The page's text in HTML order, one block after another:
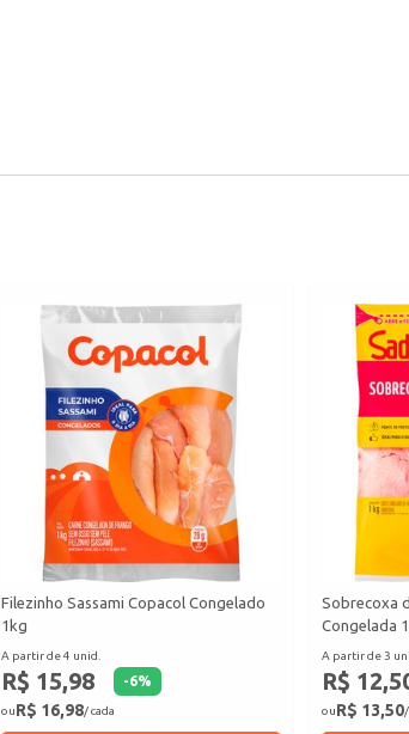
Filezinho Sassami Copacol Congelado
1kg
A partir de 4 unid.
R$ 15,98 -6%
ouR$ 16,98/ cada
Sobrecoxa
Congelada
A partir de 3
R$
ouR$ 13,50/